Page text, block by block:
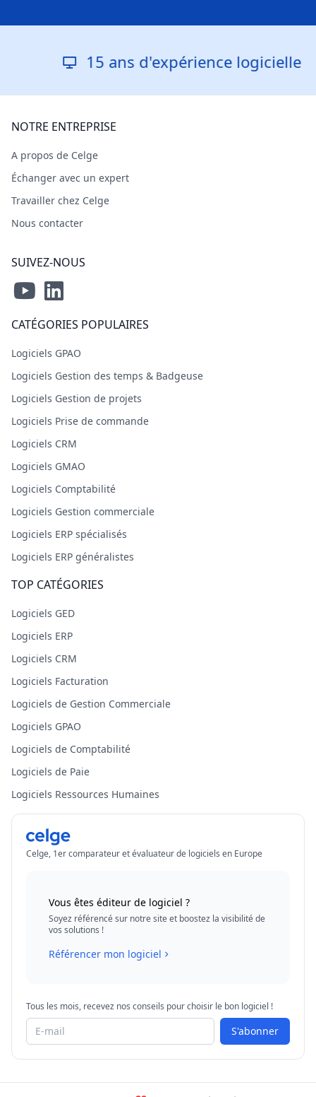
15 ans d'expérience logicielle
NOTRE ENTREPRISE
A propos de Celge
Échanger avec un expert
Travailler chez Celge
Nous contacter
SUIVEZ-NOUS
CATÉGORIES POPULAIRES
Logiciels GPAO
Logiciels Gestion des temps & Badgeuse
Logiciels Gestion de projets
Logiciels Prise de commande
Logiciels CRM
Logiciels GMAO
Logiciels Comptabilité
Logiciels Gestion commerciale
Logiciels ERP spécialisés
Logiciels ERP généralistes
TOP CATÉGORIES
Logiciels GED
Logiciels ERP
Logiciels CRM
Logiciels Facturation
Logiciels de Gestion Commerciale
Logiciels GPAO
Logiciels de Comptabilité
Logiciels de Paie
Logiciels Ressources Humaines
Celge, 1er comparateur et évaluateur de logiciels en Europe
Vous êtes éditeur de logiciel ?
Soyez référencé sur notre site et boostez la visibilité de
vos solutions !
Référencer mon logiciel
Tous les mois, recevez nos conseils pour choisir le bon logiciel !
S'abonner